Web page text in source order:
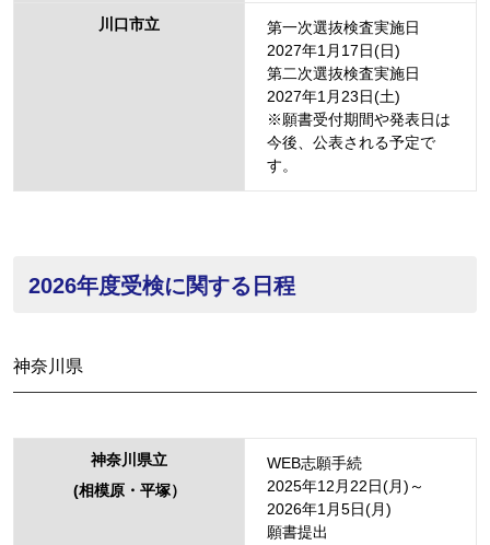
川口市立
第一次選抜検査実施日
2027年1月17日(日)
第二次選抜検査実施日
2027年1月23日(土)
※願書受付期間や発表日は
今後、公表される予定で
す。
2026年度受検に関する日程
神奈川県
神奈川県立
(相模原・平塚）
WEB志願手続
2025年12月22日(月)～
2026年1月5日(月)
願書提出